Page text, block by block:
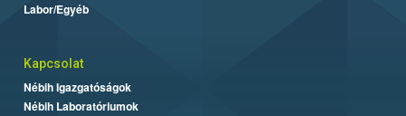
Labor/Egyéb
Kapcsolat
Nébih Igazgatóságok
Nébih Laboratóriumok